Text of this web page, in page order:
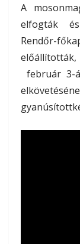
A
elfogták
Rendőr-
február 3-